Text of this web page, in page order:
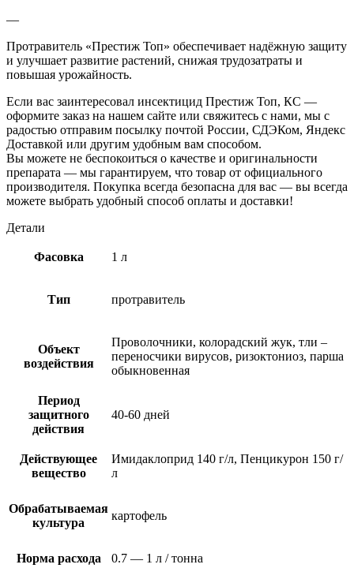
—
Протравитель «Престиж Топ» обеспечивает надёжную защиту
и улучшает развитие растений, снижая трудозатраты и
повышая урожайность.
Если вас заинтересовал инсектицид Престиж Топ, КС —
оформите заказ на нашем сайте или свяжитесь с нами, мы с
радостью отправим посылку почтой России, СДЭКом, Яндекс
Доставкой или другим удобным вам способом.
Вы можете не беспокоиться о качестве и оригинальности
препарата — мы гарантируем, что товар от официального
производителя. Покупка всегда безопасна для вас — вы всегда
можете выбрать удобный способ оплаты и доставки!
Детали
Фасовка 1 л
Тип протравитель
Объект
воздействия
Проволочники, колорадский жук, тли –
переносчики вирусов, ризоктониоз, парша
обыкновенная
Период
защитного
действия
40-60 дней
Действующее
вещество
Имидаклоприд 140 г/л, Пенцикурон 150 г/
л
Обрабатываемая
культура
картофель
Норма расхода 0.7 — 1 л / тонна